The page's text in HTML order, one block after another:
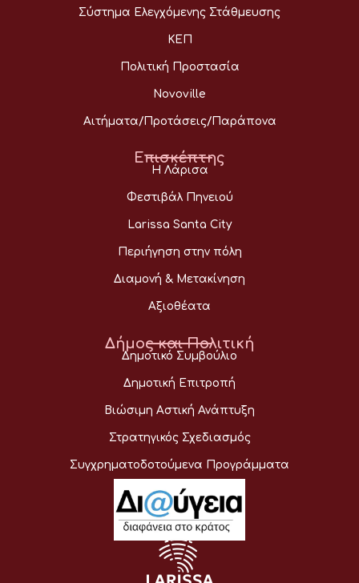
Σύστημα Ελεγχόμενης Στάθμευσης
ΚΕΠ
Πολιτική Προστασία
Novoville
Αιτήματα/Προτάσεις/Παράπονα
Επισκέπτης
Η Λάρισα
Φεστιβάλ Πηνειού
Larissa Santa City
Περιήγηση στην πόλη
Διαμονή & Μετακίνηση
Αξιοθέατα
Δήμος και Πολιτική
Δημοτικό Συμβούλιο
Δημοτική Επιτροπή
Βιώσιμη Αστική Ανάπτυξη
Στρατηγικός Σχεδιασμός
Συγχρηματοδοτούμενα Προγράμματα